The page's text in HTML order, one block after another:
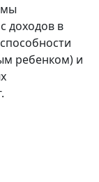
доходов в
ребенком) и